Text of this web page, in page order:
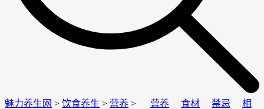
魅力养生网 > 饮食养生 > 营养 > 营养 食材 禁忌
相